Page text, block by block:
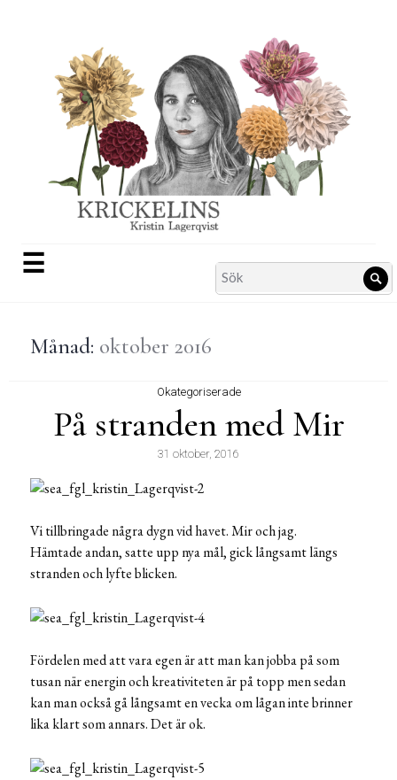
☰
Search
for:
Månad: oktober 2016
Okategoriserade
På stranden med Mir
31 oktober, 2016
Vi tillbringade några dygn vid havet. Mir och jag.
Hämtade andan, satte upp nya mål, gick långsamt längs
stranden och lyfte blicken.
Fördelen med att vara egen är att man kan jobba på som
tusan när energin och kreativiteten är på topp men sedan
kan man också gå långsamt en vecka om lågan inte brinner
lika klart som annars. Det är ok.